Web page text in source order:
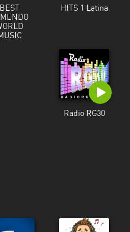
BEST
HITS 1 Latina
Radio RG30